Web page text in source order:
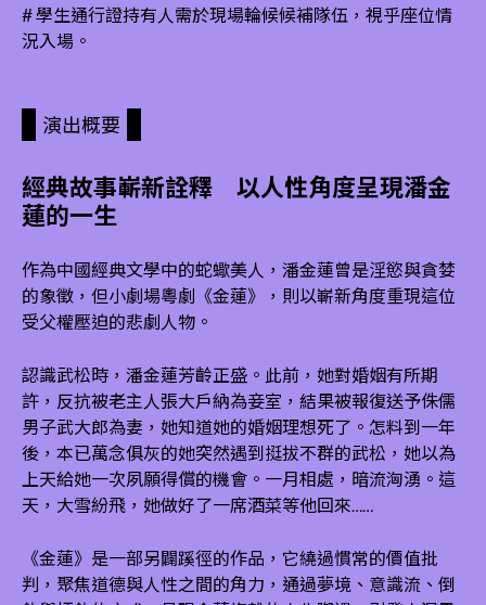
# 學生通行證持有人需於現場輪候候補隊伍，視乎座位情
況入場。
演出概要
經典故事嶄新詮釋 以人性角度呈現潘金
蓮的一生
作為中國經典文學中的蛇蠍美人，潘金蓮曾是淫慾與貪婪
的象徵，但小劇場粵劇《金蓮》，則以嶄新角度重現這位
受父權壓迫的悲劇人物。
認識武松時，潘金蓮芳齡正盛。此前，她對婚姻有所期
許，反抗被老主人張大戶納為妾室，結果被報復送予侏儒
男子武大郎為妻，她知道她的婚姻理想死了。怎料到一年
後，本已萬念俱灰的她突然遇到挺拔不群的武松，她以為
上天給她一次夙願得償的機會。一月相處，暗流洶湧。這
天，大雪紛飛，她做好了一席酒菜等他回來……
《金蓮》是一部另闢蹊徑的作品，它繞過慣常的價值批
判，聚焦道德與人性之間的角力，通過夢境、意識流、倒